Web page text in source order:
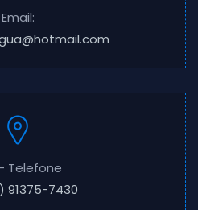
Email:
Telefone
91375-7430